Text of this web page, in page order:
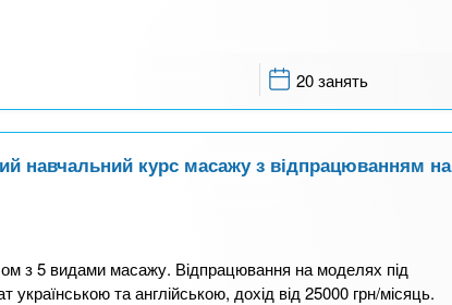
20 занять
навчальний курс масажу з відпрацюванням на
з 5 видами масажу. Відпрацювання на моделях під
українською та англійською, дохід від 25000 грн/місяць.